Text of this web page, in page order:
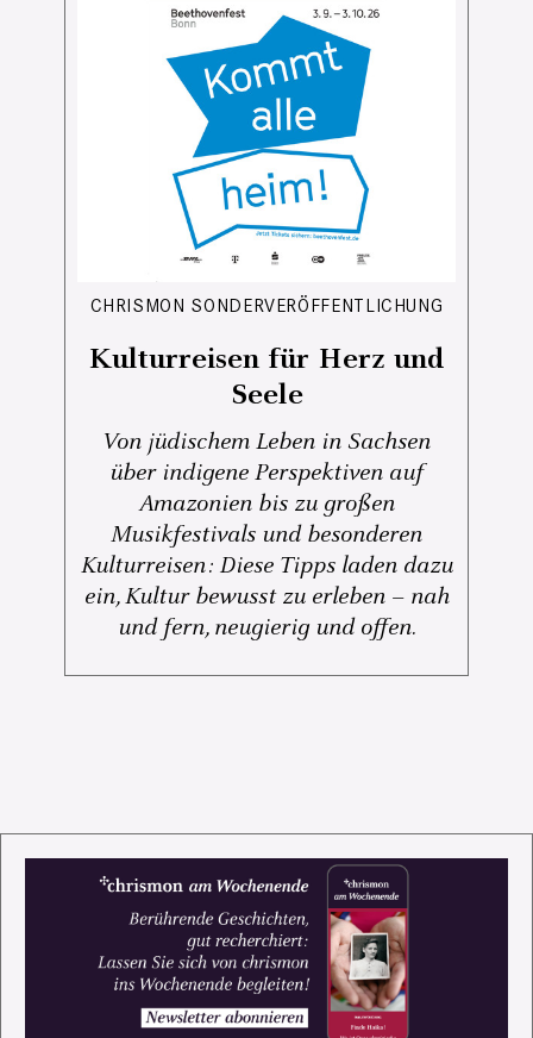
CHRISMON SONDERVERÖFFENTLICHUNG
Kulturreisen für Herz und
Seele
Von jüdischem Leben in Sachsen
über indigene Perspektiven auf
Amazonien bis zu großen
Musikfestivals und besonderen
Kulturreisen: Diese Tipps laden dazu
ein, Kultur bewusst zu erleben – nah
und fern, neugierig und offen.